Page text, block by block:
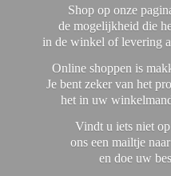
Shop op onze
de mogelijkheid die
in de winkel of levering
Online shoppen is
Je bent zeker van het
het in uw
Vindt u iets niet
ons een mailtje
en doe uw